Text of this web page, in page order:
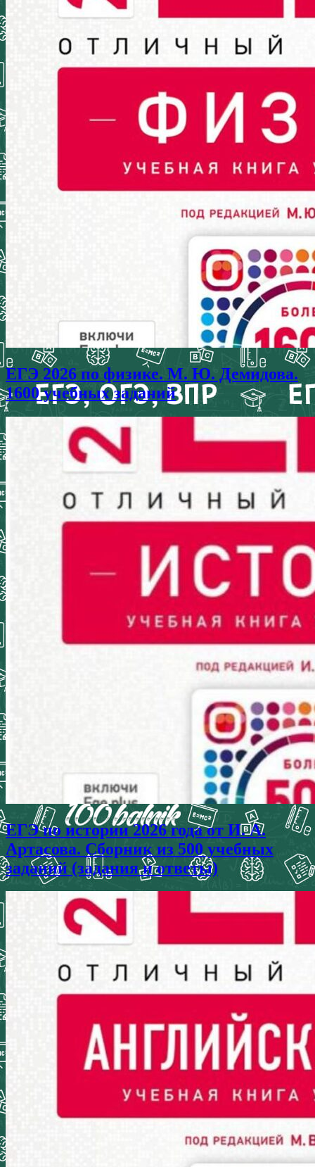
ЕГЭ 2026 по физике. М. Ю. Демидова.
1600 учебных заданий
ЕГЭ по истории 2026 года от И. А.
Артасова. Сборник из 500 учебных
заданий (задания и ответы)